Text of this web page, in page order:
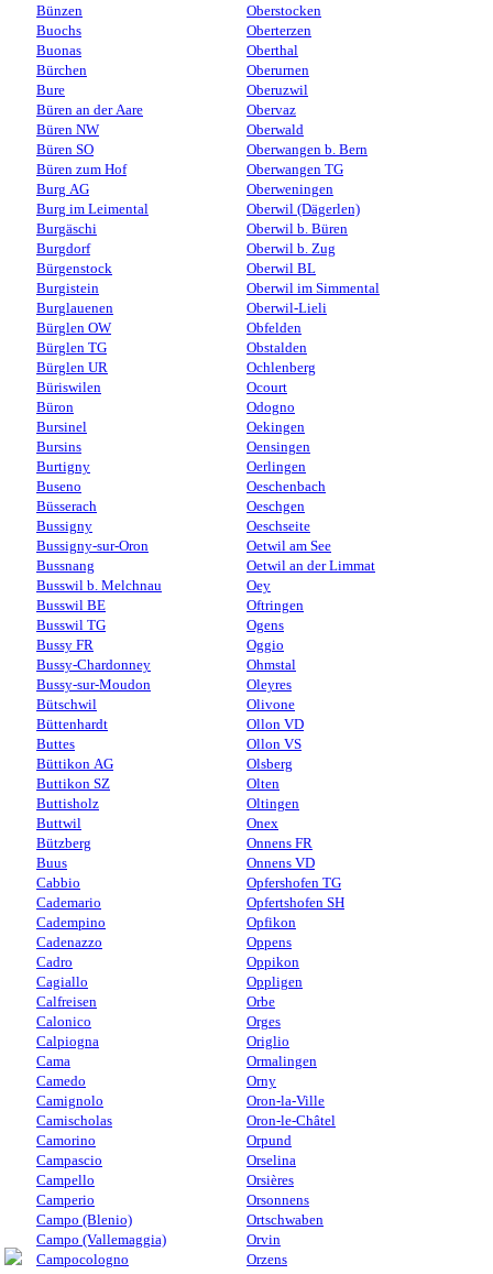
Bünzen
Buochs
Buonas
Bürchen
Bure
Büren an der Aare
Büren NW
Büren SO
Büren zum Hof
Burg AG
Burg im Leimental
Burgäschi
Burgdorf
Bürgenstock
Burgistein
Burglauenen
Bürglen OW
Bürglen TG
Bürglen UR
Büriswilen
Büron
Bursinel
Bursins
Burtigny
Buseno
Büsserach
Bussigny
Bussigny-sur-Oron
Bussnang
Busswil b. Melchnau
Busswil BE
Busswil TG
Bussy FR
Bussy-Chardonney
Bussy-sur-Moudon
Bütschwil
Büttenhardt
Buttes
Büttikon AG
Buttikon SZ
Buttisholz
Buttwil
Bützberg
Buus
Cabbio
Cademario
Cadempino
Cadenazzo
Cadro
Cagiallo
Calfreisen
Calonico
Calpiogna
Cama
Camedo
Camignolo
Camischolas
Camorino
Campascio
Campello
Camperio
Campo (Blenio)
Campo (Vallemaggia)
Campocologno
Oberstocken
Oberterzen
Oberthal
Oberurnen
Oberuzwil
Obervaz
Oberwald
Oberwangen b. Bern
Oberwangen TG
Oberweningen
Oberwil (Dägerlen)
Oberwil b. Büren
Oberwil b. Zug
Oberwil BL
Oberwil im Simmental
Oberwil-Lieli
Obfelden
Obstalden
Ochlenberg
Ocourt
Odogno
Oekingen
Oensingen
Oerlingen
Oeschenbach
Oeschgen
Oeschseite
Oetwil am See
Oetwil an der Limmat
Oey
Oftringen
Ogens
Oggio
Ohmstal
Oleyres
Olivone
Ollon VD
Ollon VS
Olsberg
Olten
Oltingen
Onex
Onnens FR
Onnens VD
Opfershofen TG
Opfertshofen SH
Opfikon
Oppens
Oppikon
Oppligen
Orbe
Orges
Origlio
Ormalingen
Orny
Oron-la-Ville
Oron-le-Châtel
Orpund
Orselina
Orsières
Orsonnens
Ortschwaben
Orvin
Orzens